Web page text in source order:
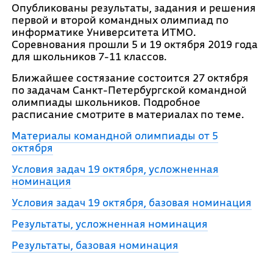
Опубликованы результаты, задания и решения
первой и второй командных олимпиад по
информатике Университета ИТМО.
Соревнования прошли 5 и 19 октября 2019 года
для школьников 7-11 классов.
Ближайшее состязание состоится 27 октября
по задачам Санкт-Петербургской командной
олимпиады школьников. Подробное
расписание смотрите в материалах по теме.
Материалы командной олимпиады от 5
октября
Условия задач 19 октября, усложненная
номинация
Условия задач 19 октября, базовая номинация
Результаты, усложненная номинация
Результаты, базовая номинация